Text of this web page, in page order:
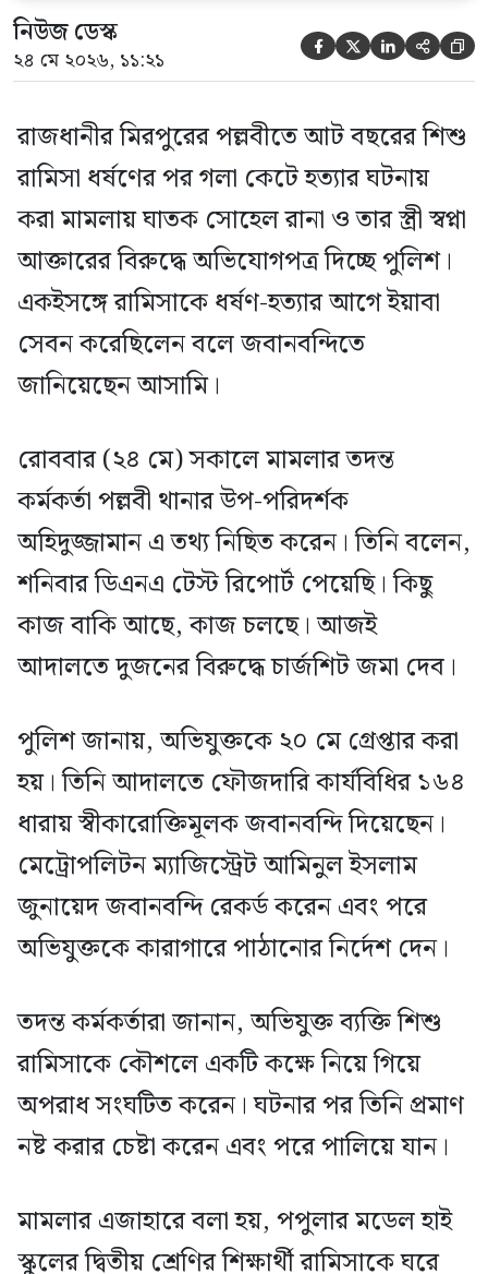
নিউজ ডেস্ক
২৪ মে ২০২৬, ১১:২১     
রাজধানীর মিরপুরের পল্লবীতে আট বছরের শিশু
রামিসা ধর্ষণের পর গলা কেটে হত্যার ঘটনায়
করা মামলায় ঘাতক সোহেল রানা ও তার স্ত্রী স্বপ্না
আক্তারের বিরুদ্ধে অভিযোগপত্র দিচ্ছে পুলিশ।
একইসঙ্গে রামিসাকে ধর্ষণ-হত্যার আগে ইয়াবা
সেবন করেছিলেন বলে জবানবন্দিতে
জানিয়েছেন আসামি।
রোববার (২৪ মে) সকালে মামলার তদন্ত
কর্মকর্তা পল্লবী থানার উপ-পরিদর্শক
অহিদুজ্জামান এ তথ্য নিছিত করেন। তিনি বলেন,
শনিবার ডিএনএ টেস্ট রিপোর্ট পেয়েছি। কিছু
কাজ বাকি আছে, কাজ চলছে। আজই
আদালতে দুজনের বিরুদ্ধে চার্জশিট জমা দেব।
পুলিশ জানায়, অভিযুক্তকে ২০ মে গ্রেপ্তার করা
হয়। তিনি আদালতে ফৌজদারি কার্যবিধির ১৬৪
ধারায় স্বীকারোক্তিমূলক জবানবন্দি দিয়েছেন।
মেট্রোপলিটন ম্যাজিস্ট্রেট আমিনুল ইসলাম
জুনায়েদ জবানবন্দি রেকর্ড করেন এবং পরে
অভিযুক্তকে কারাগারে পাঠানোর নির্দেশ দেন।
তদন্ত কর্মকর্তারা জানান, অভিযুক্ত ব্যক্তি শিশু
রামিসাকে কৌশলে একটি কক্ষে নিয়ে গিয়ে
অপরাধ সংঘটিত করেন। ঘটনার পর তিনি প্রমাণ
নষ্ট করার চেষ্টা করেন এবং পরে পালিয়ে যান।
মামলার এজাহারে বলা হয়, পপুলার মডেল হাই
স্কুলের দ্বিতীয় শ্রেণির শিক্ষার্থী রামিসাকে ঘরে